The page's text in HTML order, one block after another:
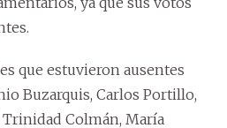
que estuvieron ausentes
Buzarquis, Carlos Portillo,
Colmán, María